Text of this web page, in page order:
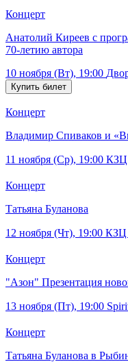
Концерт
Анатолий Киреев с
70-летию автора
10 ноября (Вт), 19:00
Концерт
Владимир Спиваков и
11 ноября (Ср), 19:00 КЗЦ
Концерт
Татьяна Буланова
12 ноября (Чт), 19:00 КЗЦ
Концерт
"Азон" Презентация
13 ноября (Пт), 19:00
Концерт
Татьяна Буланова в